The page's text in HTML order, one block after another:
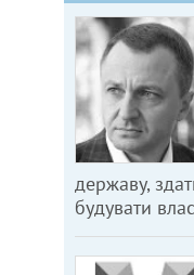
державу,
будувати